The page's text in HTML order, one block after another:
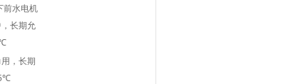
前水电机
长期允
，长期
℃